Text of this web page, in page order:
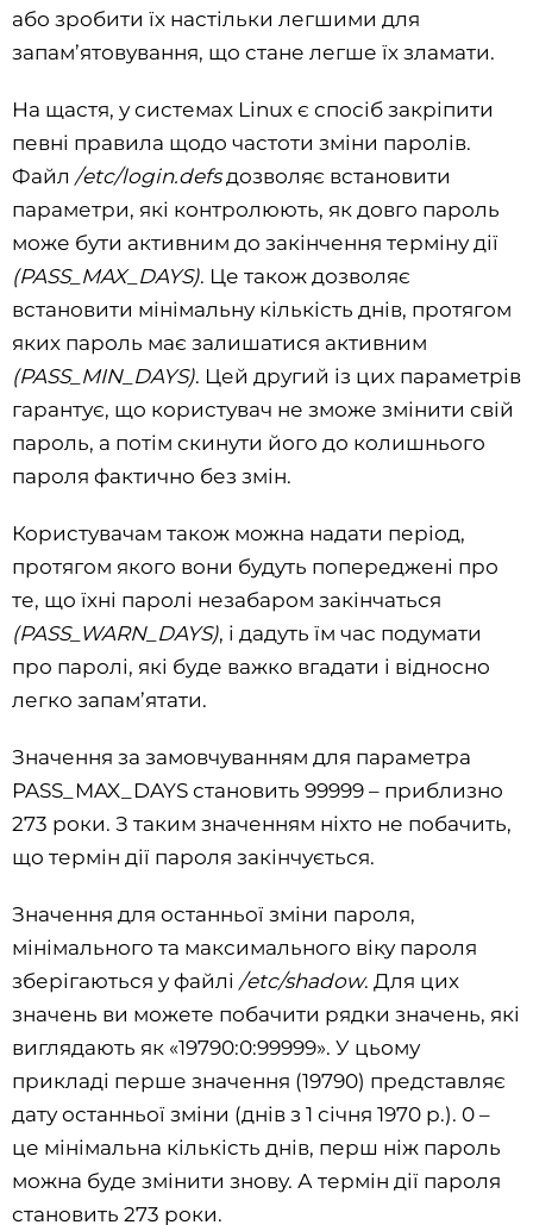
або зробити їх настільки легшими для
запам’ятовування, що стане легше їх зламати.
На щастя, у системах Linux є спосіб закріпити
певні правила щодо частоти зміни паролів.
Файл /etc/login.defsдозволяє встановити
параметри, які контролюють, як довго пароль
може бути активним до закінчення терміну дії
(PASS_MAX_DAYS). Це також дозволяє
встановити мінімальну кількість днів, протягом
яких пароль має залишатися активним
(PASS_MIN_DAYS). Цей другий із цих параметрів
гарантує, що користувач не зможе змінити свій
пароль, а потім скинути його до колишнього
пароля фактично без змін.
Користувачам також можна надати період,
протягом якого вони будуть попереджені про
те, що їхні паролі незабаром закінчаться
(PASS_WARN_DAYS), і дадуть їм час подумати
про паролі, які буде важко вгадати і відносно
легко запам’ятати.
Значення за замовчуванням для параметра
PASS_MAX_DAYS становить 99999 – приблизно
273 роки. З таким значенням ніхто не побачить,
що термін дії пароля закінчується.
Значення для останньої зміни пароля,
мінімального та максимального віку пароля
зберігаються у файлі /etc/shadow. Для цих
значень ви можете побачити рядки значень, які
виглядають як «19790:0:99999». У цьому
прикладі перше значення (19790) представляє
дату останньої зміни (днів з 1 січня 1970 р.). 0 –
це мінімальна кількість днів, перш ніж пароль
можна буде змінити знову. А термін дії пароля
становить 273 роки.